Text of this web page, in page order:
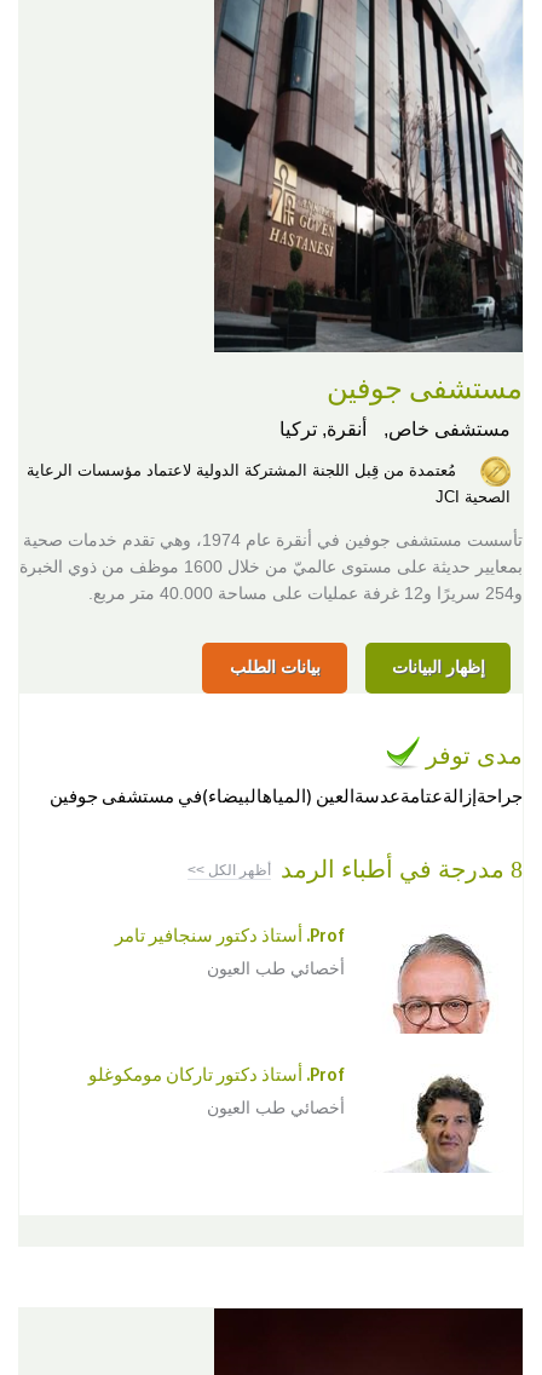
مستشفى جوفين
مستشفى خاص, أنقرة, تركيا
مُعتمدة من قِبل اللجنة المشتركة الدولية لاعتماد مؤسسات الرعاية
الصحية JCI
تأسست مستشفى جوفين في أنقرة عام 1974، وهي تقدم خدمات صحية
بمعايير حديثة على مستوى عالميّ من خلال 1600 موظف من ذوي الخبرة
و254 سريرًا و12 غرفة عمليات على مساحة 40.000 متر مربع.
إظهار البيانات بيانات الطلب
مدى توفر
جراحةإزالةعتامةعدسةالعين (المياهالبيضاء)في مستشفى جوفين
8 مدرجة في أطباء الرمد أظهر الكل >>
Prof. أستاذ دكتور سنجافير تامر
أخصائي طب العيون
Prof. أستاذ دكتور تاركان مومكوغلو
أخصائي طب العيون